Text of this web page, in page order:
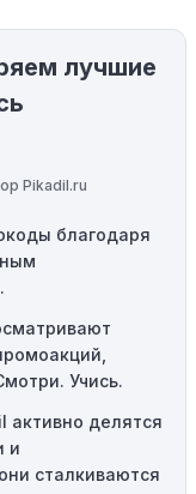
только на
Если вы
не
сработает.
на скидку. Если
порогу,
некоторых
определенными
за
код не будет
лучшие
Pikadil.ru
благодаря
Учись.
активно делятся
и
сталкиваются